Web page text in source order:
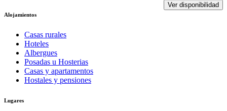
Ver disponibilidad
Alojamientos
Casas rurales
Hoteles
Albergues
Posadas u Hosterias
Casas y apartamentos
Hostales y pensiones
Lugares